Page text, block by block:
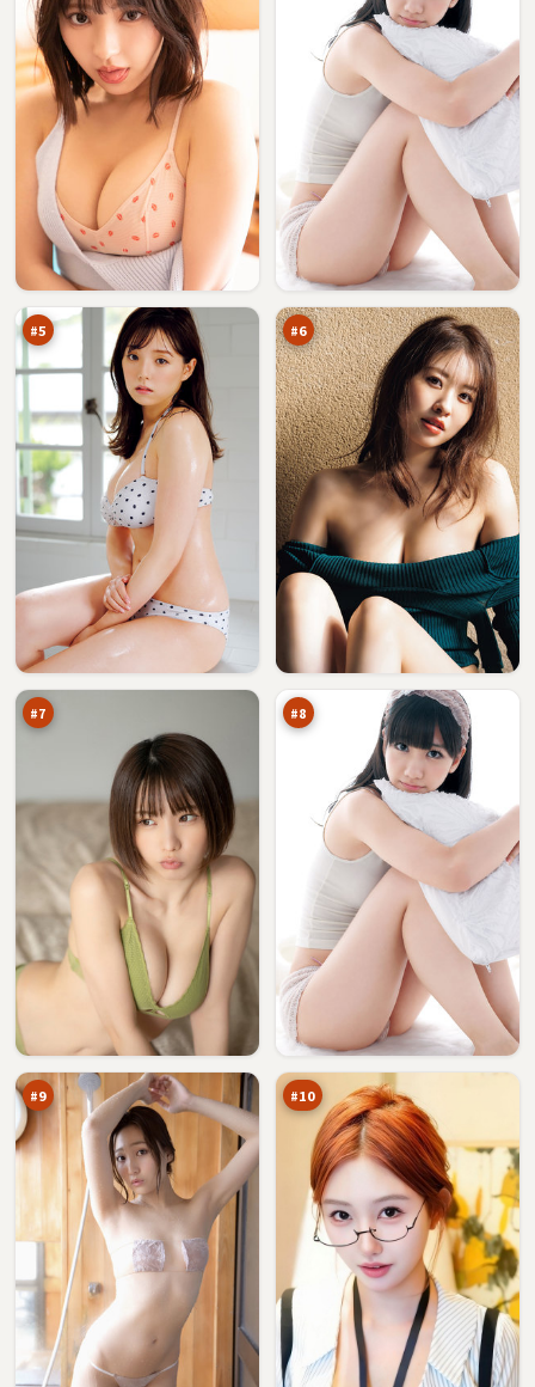
#5
之
城
91
万
#6
逆
光
密91
万
#7
迷
雾
89
万
#8
号万
#9
信万
#10
虚
空
疑89
万